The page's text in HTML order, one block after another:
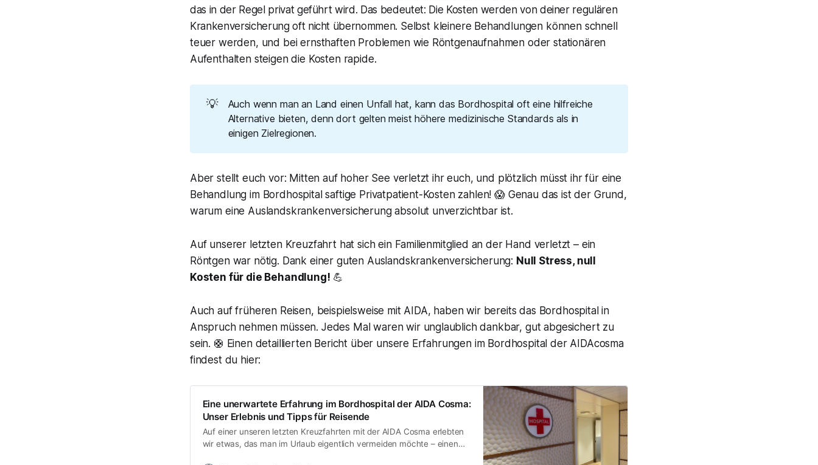
das in der Regel privat geführt wird. Das bedeutet: Die Kosten werden von deiner regulären
Krankenversicherung oft nicht übernommen. Selbst kleinere Behandlungen können schnell
teuer werden, und bei ernsthaften Problemen wie Röntgenaufnahmen oder stationären
Aufenthalten steigen die Kosten rapide.
💡
Auch wenn man an Land einen Unfall hat, kann das Bordhospital oft eine hilfreiche
Alternative bieten, denn dort gelten meist höhere medizinische Standards als in
einigen Zielregionen.
Aber stellt euch vor: Mitten auf hoher See verletzt ihr euch, und plötzlich müsst ihr für eine
Behandlung im Bordhospital saftige Privatpatient-Kosten zahlen! 😱 Genau das ist der Grund,
warum eine Auslandskrankenversicherung absolut unverzichtbar ist.
Auf unserer letzten Kreuzfahrt hat sich ein Familienmitglied an der Hand verletzt – ein
Röntgen war nötig. Dank einer guten Auslandskrankenversicherung: Null Stress, null
Kosten für die Behandlung! 💪
Auch auf früheren Reisen, beispielsweise mit AIDA, haben wir bereits das Bordhospital in
Anspruch nehmen müssen. Jedes Mal waren wir unglaublich dankbar, gut abgesichert zu
sein. 🛟 Einen detaillierten Bericht über unsere Erfahrungen im Bordhospital der AIDAcosma
findest du hier:
Eine unerwartete Erfahrung im Bordhospital der AIDA Cosma:
Unser Erlebnis und Tipps für Reisende
Auf einer unseren letzten Kreuzfahrten mit der AIDA Cosma erlebten
wir etwas, das man im Urlaub eigentlich vermeiden möchte – einen